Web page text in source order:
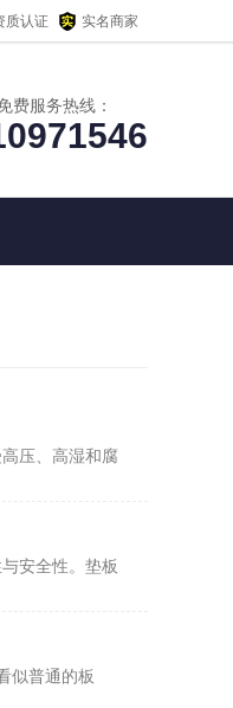
质认证 实名商家
费服务热线：
压、高湿和腐
安全性。垫板
似普通的板